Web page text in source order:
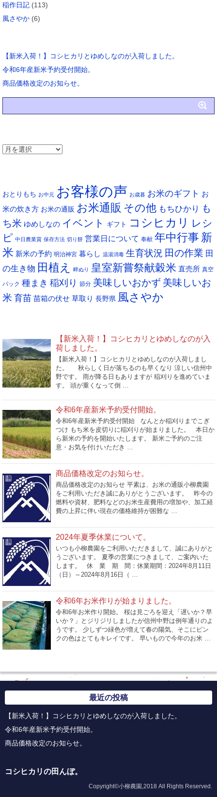
稲作日記 (113)
風さやか (6)
【新米入荷！】コシヒカリとゆめしなのが入荷しました。
令和6年産新米予約受付開始。
商品価格改定のお知らせ。
ア
おとりもち お中元 お客様の声 お歳暮 お米のギフト お
米の炊き方 お米の通販 お米通販 その他 もちひかり も
ち米 ゆめしなの イベント ギフト コシヒカリ
レシ
ピ 中日農業賞 保存方法 切り餅 営業日について 奉献 年中行事 新
米 新米の予約 明治神宮 暮らし 温湯消毒 生育状況 田の作業 田
の生き物 田植え 畔ぬり 皇室新嘗祭献穀米 直売所 真空
パック 種まき 稲刈り 節分 美味しいおかず 美味しいお
米 育苗 苗箱の伏せ 草取り 長野県 風さやか
【新米入荷！】コシヒカリとゆめしなのが入
荷しました。
【新米入荷！】コシヒカリとゆめしなのが入荷しまし
た。 秋らしく日が落ちるのも早くなり 涼しい信州中
野です。 雨が降る日もありますが 稲刈りを進めていま
す。 頭が重くなって倒 …
令和6年産新米予約受付開始。
令和6年産新米予約受付開始 なんとか稲刈りまでこぎ
つけ もち米を皮切りに稲刈りが始まりました。 本日か
ら新米の予約を開始いたします。 新米ご予約のご注
意・お気を付けいただき …
商品価格改定のお知らせ。
商品価格改定のお知らせ 平素は、お米の通販小柳農園
をご利用いただき誠にありがとうございます。 昨今の
燃料や資材、肥料などのお米生産費用の増加や、加工経
費の上昇に伴い現在の価格維持が困難な …
2024年夏季休業について。
いつも小柳農園をご利用いただきまして、誠にありがと
うございます。 夏季の営業につきまして、ご案内いた
します。 休 業 期 間：休業期間：2024年8月11日
（日）～2024年8月16日（ …
令和6年お米作りが始まりました。
令和6年お米作り開始。 桜は見ごろを迎え「遅いか？早
いか？」とジリジリしましたが信州中野は例年通りのよ
うです。 少しずつ緑色が増えて春の陽気、そこにピン
クの色はとてもキレイです。 早いもので今年のお米 …
最近の投稿
【新米入荷！】コシヒカリとゆめしなのが入荷しました。
令和6年産新米予約受付開始。
商品価格改定のお知らせ。
コシヒカリの田んぼ。
Copyright©小柳農園,2018 All Rights Reserved.